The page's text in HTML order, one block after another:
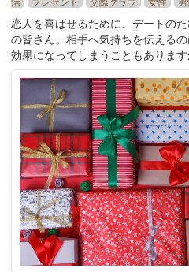
活 プレゼント 交際クラブ 女性 男
恋人を喜ばせるために、デートの
の皆さん。相手へ気持ちを伝える
効果になってしまうこともありま